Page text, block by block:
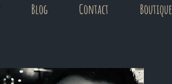
Blog Contact Boutique